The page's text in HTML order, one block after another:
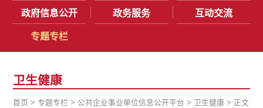
政府信息公开 政务服务 互动交流
专题专栏
卫生健康
首页 >专题专栏 > 公共企业事业单位信息公开平台 > 卫生健康 > 正文